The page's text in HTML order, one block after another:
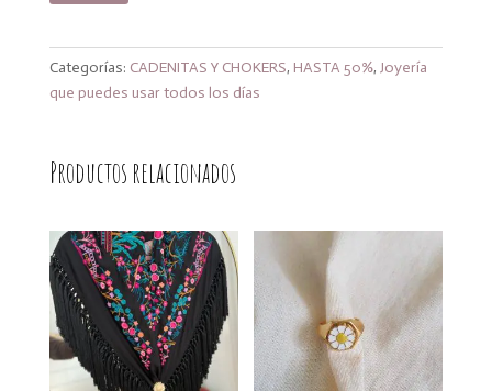
Categorías: CADENITAS Y CHOKERS, HASTA 50%, Joyería
que puedes usar todos los días
Productos relacionados